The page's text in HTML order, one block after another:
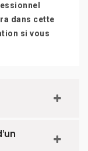
dans cette
si vous